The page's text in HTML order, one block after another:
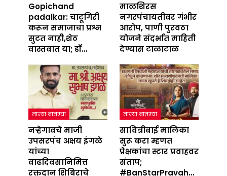
Gopichand
padalkar: चाटूगिरी
करून समाजाचा प्रश्न
सुटत नाही,शेठ
वास्तवात या; डॉ…
माळशिरस
नगरपंचायतीवर गंभीर
आरोप, पाणी पुरवठा
योजने संदर्भात माहिती
देण्यास टाळाटाळ
ताज्या बातम्या
नऱ्हेगावचे माजी
उपसरपंच अक्षय इंगळे
यांच्या
वाढदिवसानिमित्त
रक्तदान शिबिराचे
ताज्या बातम्या
सावित्रीबाई मालिका
सुरू करा म्हणत
प्रेक्षकांचा स्टार प्रवाहवर
संताप;
#BanStarPravah…